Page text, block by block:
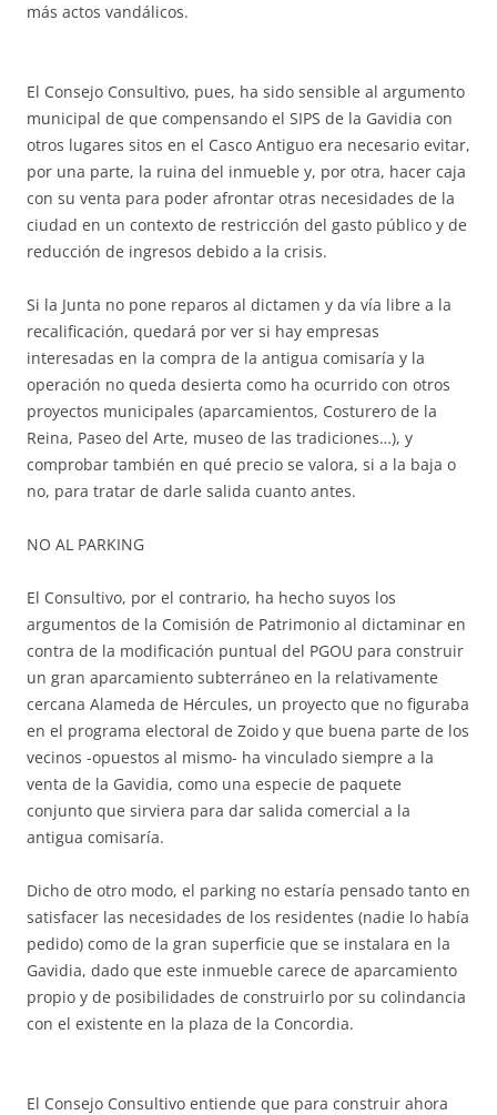
más actos vandálicos.
El Consejo Consultivo, pues, ha sido sensible al argumento
municipal de que compensando el SIPS de la Gavidia con
otros lugares sitos en el Casco Antiguo era necesario evitar,
por una parte, la ruina del inmueble y, por otra, hacer caja
con su venta para poder afrontar otras necesidades de la
ciudad en un contexto de restricción del gasto público y de
reducción de ingresos debido a la crisis.
Si la Junta no pone reparos al dictamen y da vía libre a la
recalificación, quedará por ver si hay empresas
interesadas en la compra de la antigua comisaría y la
operación no queda desierta como ha ocurrido con otros
proyectos municipales (aparcamientos, Costurero de la
Reina, Paseo del Arte, museo de las tradiciones…), y
comprobar también en qué precio se valora, si a la baja o
no, para tratar de darle salida cuanto antes.
NO AL PARKING
El Consultivo, por el contrario, ha hecho suyos los
argumentos de la Comisión de Patrimonio al dictaminar en
contra de la modificación puntual del PGOU para construir
un gran aparcamiento subterráneo en la relativamente
cercana Alameda de Hércules, un proyecto que no figuraba
en el programa electoral de Zoido y que buena parte de los
vecinos -opuestos al mismo- ha vinculado siempre a la
venta de la Gavidia, como una especie de paquete
conjunto que sirviera para dar salida comercial a la
antigua comisaría.
Dicho de otro modo, el parking no estaría pensado tanto en
satisfacer las necesidades de los residentes (nadie lo había
pedido) como de la gran superficie que se instalara en la
Gavidia, dado que este inmueble carece de aparcamiento
propio y de posibilidades de construirlo por su colindancia
con el existente en la plaza de la Concordia.
El Consejo Consultivo entiende que para construir ahora